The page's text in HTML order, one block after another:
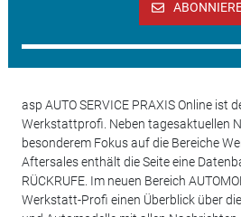
asp AUTO SERVICE PRAXIS Online ist
Werkstattprofi. Neben tagesaktuellen
besonderem Fokus auf die Bereiche
Aftersales enthält die Seite eine
RÜCKRUFE. Im neuen Bereich
Werkstatt-Profi einen Überblick über